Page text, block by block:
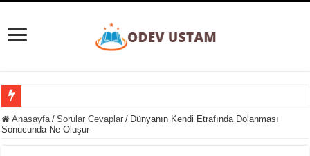
Süpernova Patlaması Nedir? Evrenin Büyüleyici Şöleni
Anasayfa / Sorular Cevaplar / Dünyanın Kendi Etrafında Dolanması
Sonucunda Ne Oluşur